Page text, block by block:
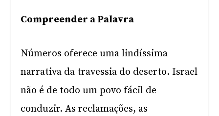
Compreender a Palavra
Números oferece uma lindíssima
narrativa da travessia do deserto. Israel
não é de todo um povo fácil de
conduzir. As reclamações, as